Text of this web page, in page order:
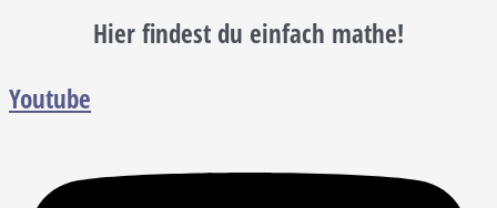
Hier findest du einfach mathe!
Youtube